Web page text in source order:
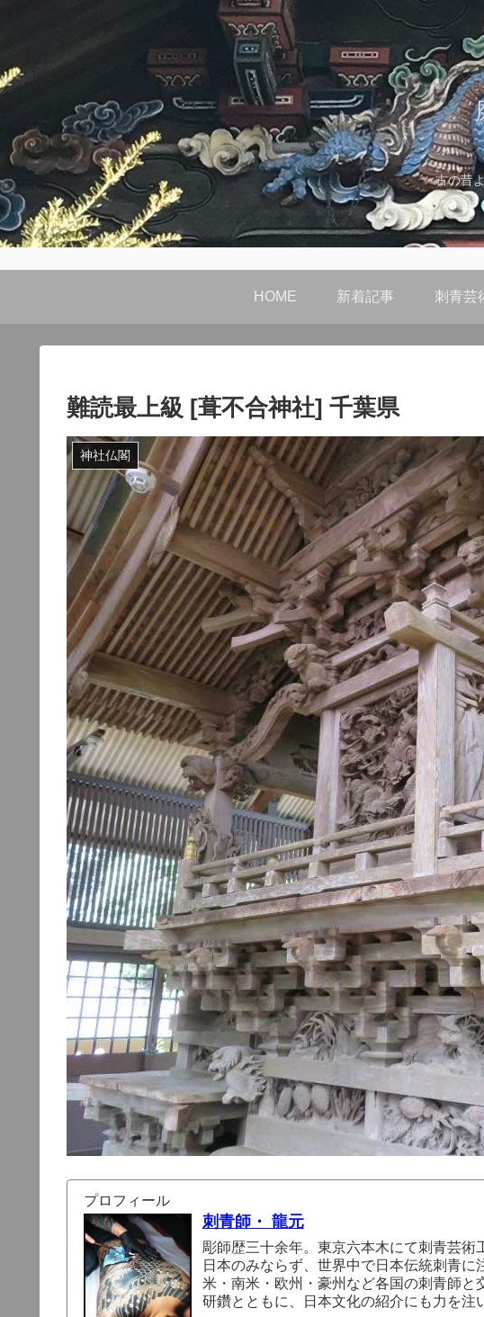
古の昔
HOME 新着記事 刺青芸
難読最上級 [葺不合神社] 千葉県
神社仏閣
プロフィール
刺青師・ 龍元
彫師歴三十余年。東京六本木にて刺青芸術
日本のみならず、世界中で日本伝統刺青
米・南米・欧州・豪州など各国の刺青師と
研鑽とともに、日本文化の紹介にも力を注